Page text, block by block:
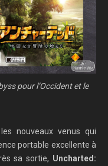
pour l’Occident et le
nouveaux venus qui
portable excellente à
sa sortie, Uncharted: